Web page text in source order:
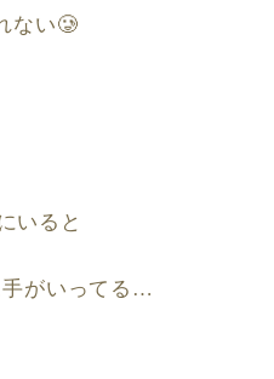
ない🥲
いると
がいってる …